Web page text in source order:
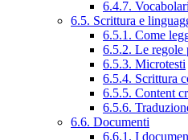
6.4.7.
6.5. Scrittura e
6.5.1. Come
6.5.2. Le regole
6.5.3. Microtesti
6.5.4. Scrittura
6.5.5. Content
6.5.6.
6.6. Documenti
6.6.1. I